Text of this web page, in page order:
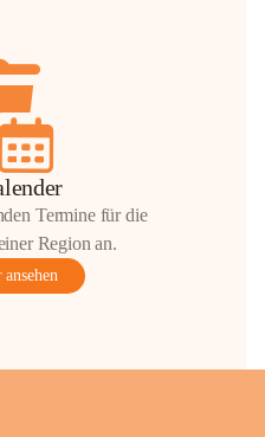
Termine für die
Region an.